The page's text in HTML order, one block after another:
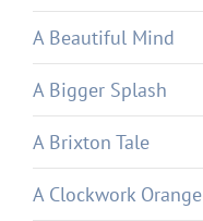
A Beautiful Mind
A Bigger Splash
A Brixton Tale
A Clockwork Orange